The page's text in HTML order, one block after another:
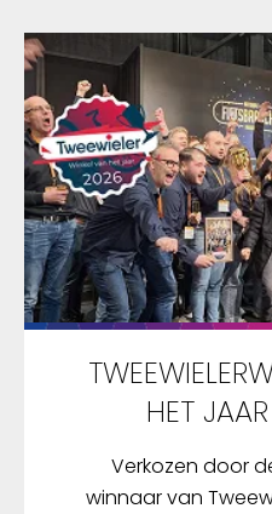
HET
Verkozen door
winnaar van